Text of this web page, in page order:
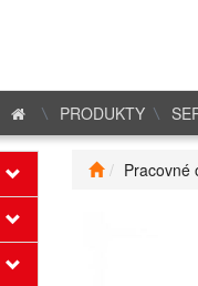
PRODUKTY
Pracovné